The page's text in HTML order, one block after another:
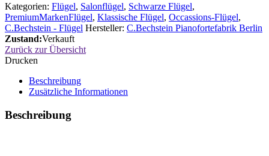
Kategorien: Flügel, Salonflügel, Schwarze Flügel,
PremiumMarkenFlügel, Klassische Flügel, Occassions-Flügel,
C.Bechstein - Flügel Hersteller: C.Bechstein Pianofortefabrik Berlin
Zustand:Verkauft
Zurück zur Übersicht
Drucken
Beschreibung
Zusätzliche Informationen
Beschreibung